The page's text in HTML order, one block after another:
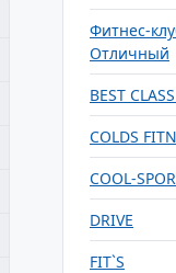
Фитнес-
Отличный
BEST
COLDS
COOL-
DRIVE
FIT`S